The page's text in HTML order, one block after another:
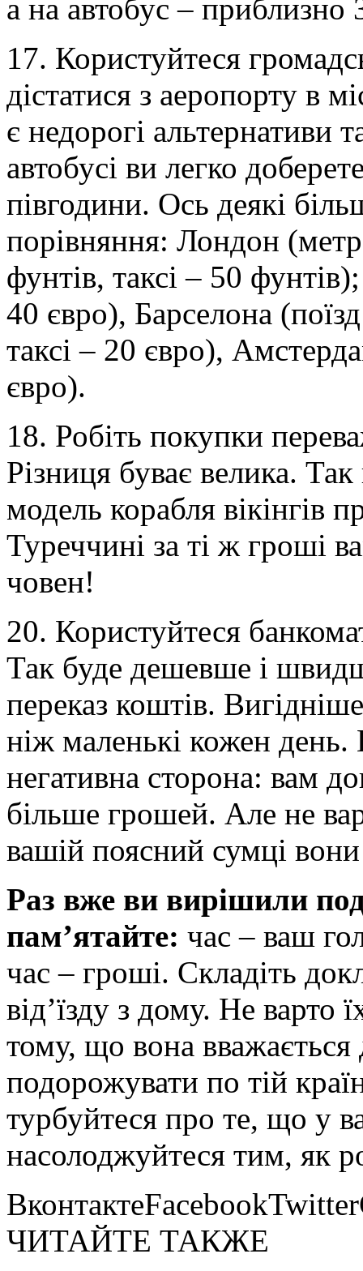
а на автобус – приблизно
17. Користуйтеся
дістатися з аеропорту в
є недорогі альтернативи
автобусі ви легко
півгодини. Ось деякі
порівняння: Лондон
фунтів, таксі – 50
40 євро), Барселона
таксі – 20 євро),
євро).
18. Робіть покупки
Різниця буває велика.
модель корабля вікінгів
Туреччині за ті ж гроші
човен!
20. Користуйтеся
Так буде дешевше і
переказ коштів.
ніж маленькі кожен день.
негативна сторона: вам
більше грошей. Але не
вашій поясний сумці
Раз вже ви вирішили
пам’ятайте: час – ваш
час – гроші. Складіть
від’їзду з дому. Не варто
тому, що вона
подорожувати по тій
турбуйтеся про те, що у
насолоджуйтеся тим, як
ЧИТАЙТЕ ТАКЖЕ